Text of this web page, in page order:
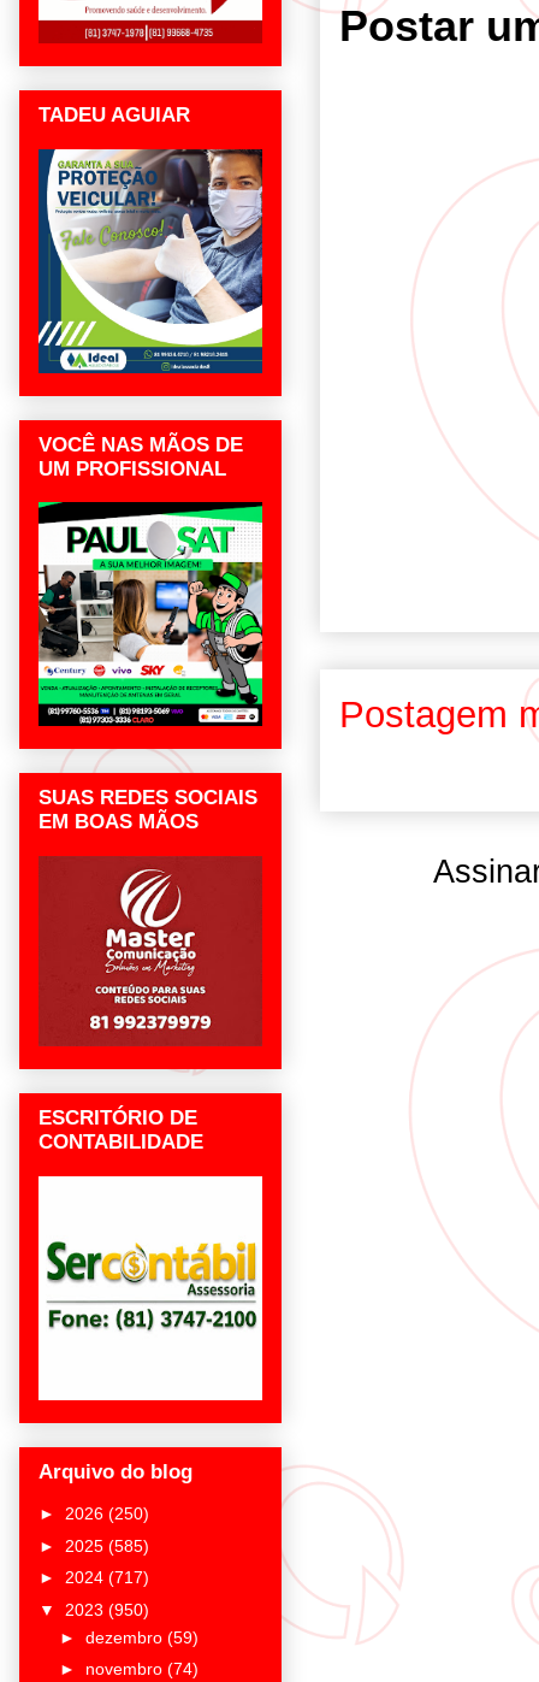
Postar
Postagem
TADEU AGUIAR
VOCÊ NAS MÃOS DE
UM PROFISSIONAL
SUAS REDES SOCIAIS
EM BOAS MÃOS
ESCRITÓRIO DE
CONTABILIDADE
Arquivo do blog
► 2026 (250)
► 2025 (585)
► 2024 (717)
▼ 2023 (950)
► dezembro (59)
► novembro (74)